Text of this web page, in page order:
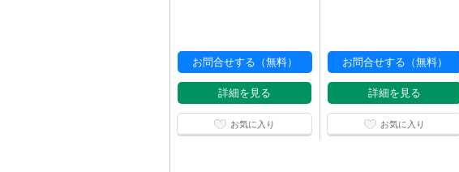
お問合せする（無料）
詳細を見る
お気に入り
お問合せする（無料）
詳細を見る
お気に入り